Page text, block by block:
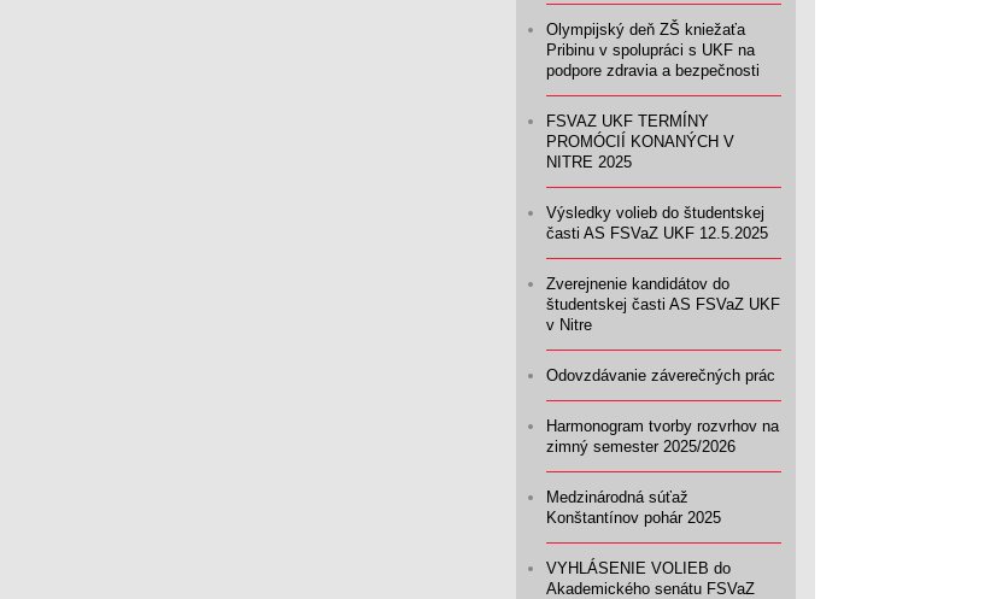
Olympijský deň ZŠ kniežaťa
Pribinu v spolupráci s UKF na
podpore zdravia a bezpečnosti
FSVAZ UKF TERMÍNY
PROMÓCIÍ KONANÝCH V
NITRE 2025
Výsledky volieb do študentskej
časti AS FSVaZ UKF 12.5.2025
Zverejnenie kandidátov do
študentskej časti AS FSVaZ UKF
v Nitre
Odovzdávanie záverečných prác
Harmonogram tvorby rozvrhov na
zimný semester 2025/2026
Medzinárodná súťaž
Konštantínov pohár 2025
VYHLÁSENIE VOLIEB do
Akademického senátu FSVaZ